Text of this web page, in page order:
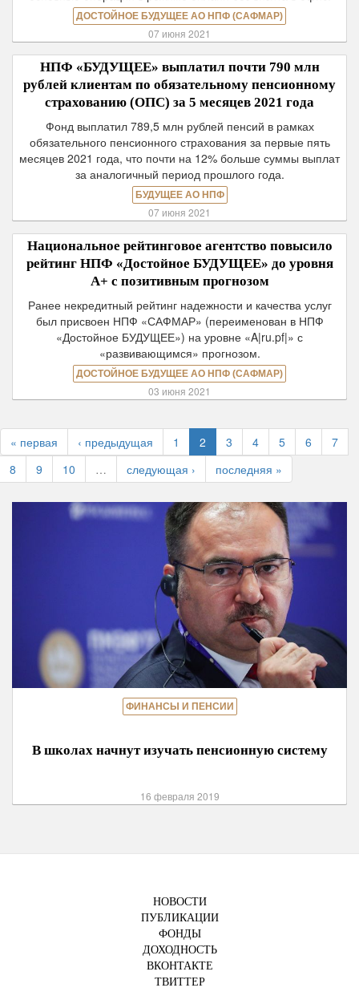
ДОСТОЙНОЕ БУДУЩЕЕ АО НПФ (САФМАР)
07 июня 2021
НПФ «БУДУЩЕЕ» выплатил почти 790 млн
рублей клиентам по обязательному пенсионному
страхованию (ОПС) за 5 месяцев 2021 года
Фонд выплатил 789,5 млн рублей пенсий в рамках
обязательного пенсионного страхования за первые пять
месяцев 2021 года, что почти на 12% больше суммы выплат
за аналогичный период прошлого года.
БУДУЩЕЕ АО НПФ
07 июня 2021
Национальное рейтинговое агентство повысило
рейтинг НПФ «Достойное БУДУЩЕЕ» до уровня
А+ с позитивным прогнозом
Ранее некредитный рейтинг надежности и качества услуг
был присвоен НПФ «САФМАР» (переименован в НПФ
«Достойное БУДУЩЕЕ») на уровне «A|ru.pf|» с
«развивающимся» прогнозом.
ДОСТОЙНОЕ БУДУЩЕЕ АО НПФ (САФМАР)
03 июня 2021
« первая ‹ предыдущая 1 2 3 4 5 6
7
8
9 10 … следующая › последняя »
ФИНАНСЫ И ПЕНСИИ
В школах начнут изучать пенсионную систему
16 февраля 2019
НОВОСТИ
ПУБЛИКАЦИИ
ФОНДЫ
ДОХОДНОСТЬ
ВКОНТАКТЕ
ТВИТТЕР